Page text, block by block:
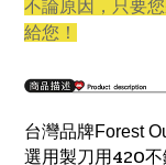
不論原因，只要
給您！
台灣品牌Forest
選用製刀用 420不